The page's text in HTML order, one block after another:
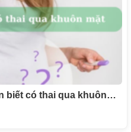
biết có thai qua khuôn…